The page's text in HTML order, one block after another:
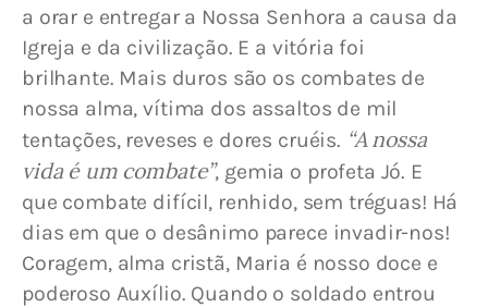
a orar e entregar a Nossa Senhora a causa da
Igreja e da civilização. E a vitória foi
brilhante. Mais duros são os combates de
nossa alma, vítima dos assaltos de mil
tentações, reveses e dores cruéis. “A nossa
vida é um combate”, gemia o profeta Jó. E
que combate difícil, renhido, sem tréguas! Há
dias em que o desânimo parece invadir-nos!
Coragem, alma cristã, Maria é nosso doce e
poderoso Auxílio. Quando o soldado entrou